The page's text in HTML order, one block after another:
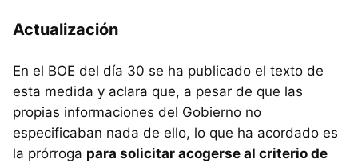
Actualización
En el BOE del día 30 se ha publicado el texto de
esta medida y aclara que, a pesar de que las
propias informaciones del Gobierno no
especificaban nada de ello, lo que ha acordado es
la prórroga para solicitar acogerse al criterio de